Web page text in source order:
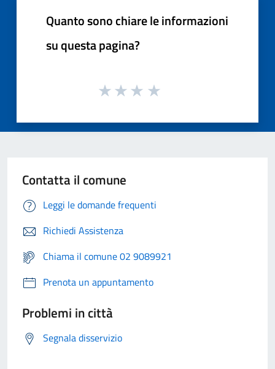
Quanto sono chiare le informazioni
su questa pagina?
Contatta il comune
Leggi le domande frequenti
Richiedi Assistenza
Chiama il comune 02 9089921
Prenota un appuntamento
Problemi in città
Segnala disservizio